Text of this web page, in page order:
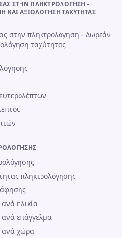
ΣΤΗΝ ΠΛΗΚΤΡΟΛΌΓΗΣΗ -
ΚΑΙ ΑΞΙΟΛΌΓΗΣΗ ΤΑΧΎΤΗΤΑΣ
στην πληκτρολόγηση - Δωρεάν
ταχύτητας
πληκτρολόγησης
ηλικία
επάγγελμα
ανά χώρα